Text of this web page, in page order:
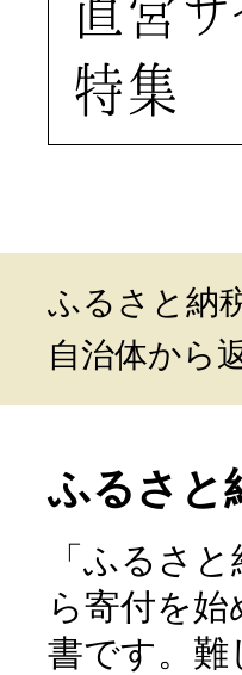
ふるさと納
自治体から
ふるさと
「ふるさ
ら寄付を
書です。難